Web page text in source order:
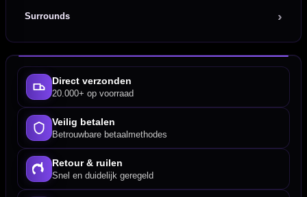
Surrounds
Direct verzonden
20.000+ op voorraad
Veilig betalen
Betrouwbare betaalmethodes
Retour & ruilen
Snel en duidelijk geregeld